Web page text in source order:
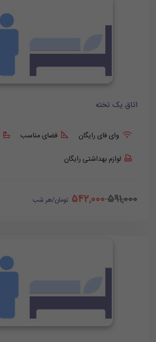
اتاق یک تخته
وای فای رایگان فضای مناسب
لوازم بهداشتی رایگان
591,000
542,000 تومان/هر شب